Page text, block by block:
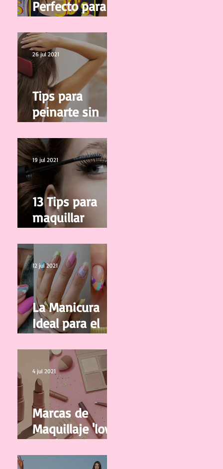
Perfecto para tu
edad
Tips para
peinarte sin
salir de casa
26 jul 2021
13 Tips para
maquillar
correctamente
tus pestañas
19 jul 2021
La Manicura
Ideal para el
Verano 2021
12 jul 2021
Marcas de
Maquillaje 'low
cost' y de buena
calidad
4 jul 2021